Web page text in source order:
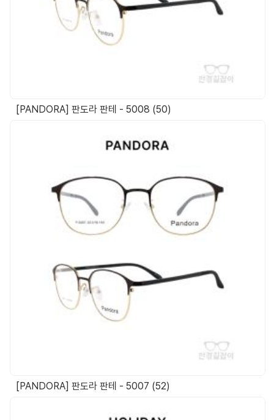
[PANDORA] 판도라 판테 - 5008 (50)
[PANDORA] 판도라 판테 - 5007 (52)